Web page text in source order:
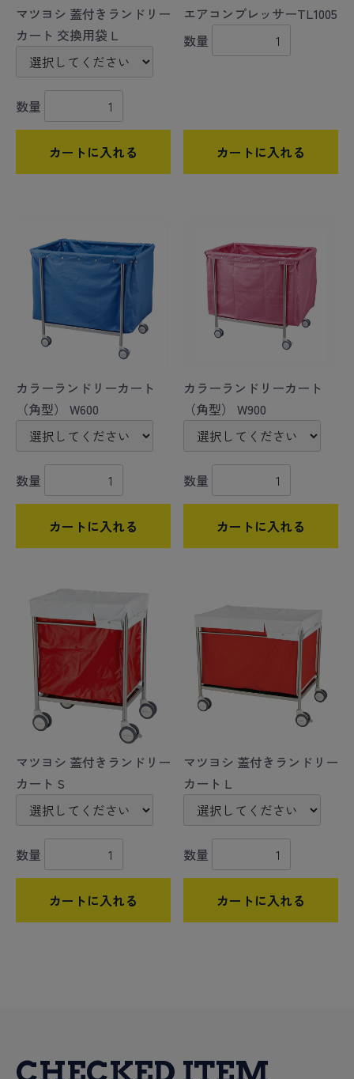
マツヨシ 蓋付きランドリー
カート 交換用袋 L
数量
カートに入れる
エアコンプレッサーTL1005
数量
カートに入れる
カラーランドリーカート
（角型） W600
数量
カートに入れる
カラーランドリーカート
（角型） W900
数量
カートに入れる
マツヨシ 蓋付きランドリー
カート S
数量
カートに入れる
マツヨシ 蓋付きランドリー
カート L
数量
カートに入れる